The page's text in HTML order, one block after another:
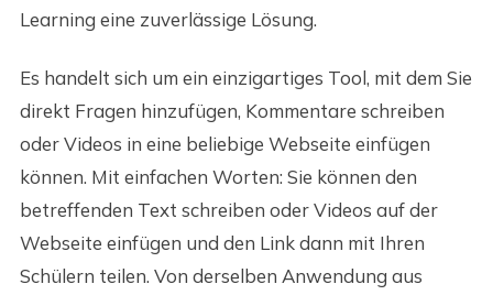
Learning eine zuverlässige Lösung.
Es handelt sich um ein einzigartiges Tool, mit dem Sie
direkt Fragen hinzufügen, Kommentare schreiben
oder Videos in eine beliebige Webseite einfügen
können. Mit einfachen Worten: Sie können den
betreffenden Text schreiben oder Videos auf der
Webseite einfügen und den Link dann mit Ihren
Schülern teilen. Von derselben Anwendung aus